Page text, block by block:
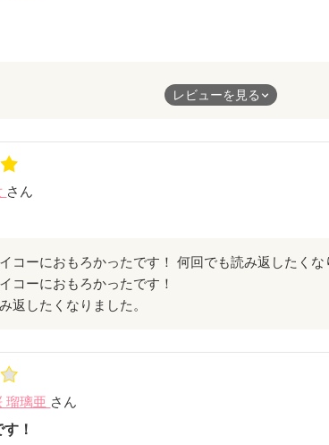
たら嫌ですよね。でも青も蒼も他の人格も青の身体
格と今後どう向き合っていくのかが重要だと思いま
タンなのであんまり詳しくは書けませんが、これだ
張ってください！！
ています！！！！
レビューを見る
さん
コーにおもろかったです！ 何回でも読み返したくな
コーにおもろかったです！
返したくなりました。
瑠璃亜 さん
！